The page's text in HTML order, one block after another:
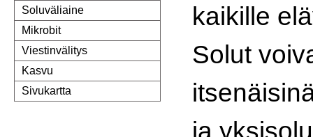
Soluväliaine
Mikrobit
Viestinvälitys
Kasvu
Sivukartta
kaikille
Solut
ja